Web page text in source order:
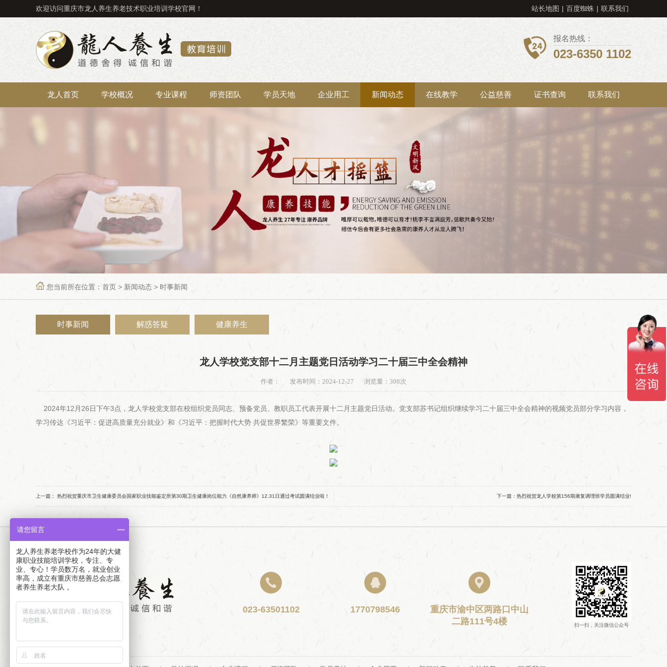
欢迎访问重庆市龙人养生养老技术职业培训学校官网！ 站长地图 | 百度蜘蛛 | 联系我们
报名热线：
023-6350 1102
龙人首页 学校概况 专业课程 师资团队 学员天地 企业用工 新闻动态 在线教学 公益慈善 证书查询 联系我们
 您当前所在位置： 首页 > 新闻动态 > 时事新闻
时事新闻 解惑答疑 健康养生
龙人学校党支部十二月主题党日活动学习二十届三中全会精神
作者： 发布时间：2024-12-27 浏览量： 308次
2024年12月26日下午3点，龙人学校党支部在校组织党员同志、预备党员、教职员工代表开展十二月主题党日活动。党支部苏书记组织继续学习二十届三中全会精神的视频党员部分学习内容，
学习传达《习近平：促进高质量充分就业》和《习近平：把握时代大势 共促世界繁荣》等重要文件。
上一篇： 热烈祝贺重庆市卫生健康委员会国家职业技能鉴定所第30期卫生健康岗位能力《自然康养师》12.31日通过考试圆满结业啦！ 下一篇： 热烈祝贺龙人学校第156期康复调理班学员圆满结业!

023-63501102

1770798546

重庆市渝中区两路口中山
二路111号4楼
扫一扫，关注微信公众号
请您留言
龙人养生养老学校作为24年的大健
康职业技能培训学校，专注、专
业、专心！学员数万名，就业创业
率高，成立有重庆市慈善总会志愿
者养生养老大队，